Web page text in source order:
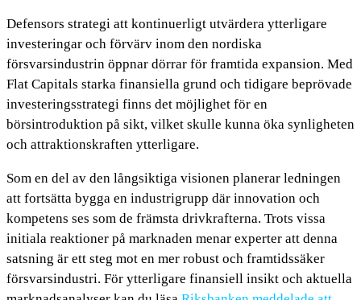
Defensors strategi att kontinuerligt utvärdera ytterligare
investeringar och förvärv inom den nordiska
försvarsindustrin öppnar dörrar för framtida expansion. Med
Flat Capitals starka finansiella grund och tidigare beprövade
investeringsstrategi finns det möjlighet för en
börsintroduktion på sikt, vilket skulle kunna öka synligheten
och attraktionskraften ytterligare.
Som en del av den långsiktiga visionen planerar ledningen
att fortsätta bygga en industrigrupp där innovation och
kompetens ses som de främsta drivkrafterna. Trots vissa
initiala reaktioner på marknaden menar experter att denna
satsning är ett steg mot en mer robust och framtidssäker
försvarsindustri. För ytterligare finansiell insikt och aktuella